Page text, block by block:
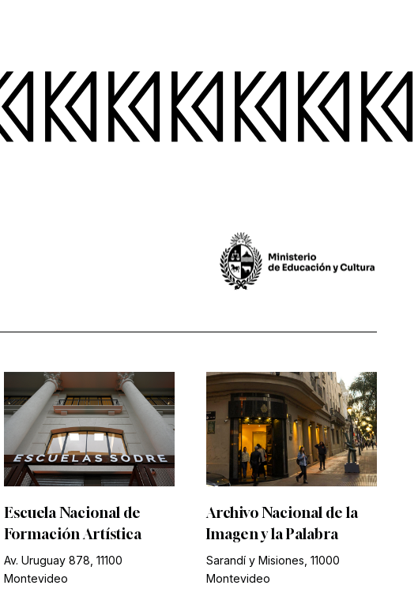
Escuela Nacional de
Formación Artística
Av. Uruguay 878, 11100
Montevideo
Archivo Nacional de la
Imagen y la Palabra
Sarandí y Misiones, 11000
Montevideo